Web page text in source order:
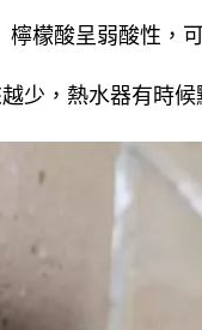
檬酸呈弱酸性，
少，熱水器有時